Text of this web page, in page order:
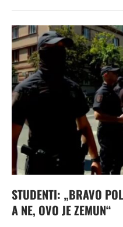
STUDENTI: „BRAVO
A NE, OVO JE ZEMUN“